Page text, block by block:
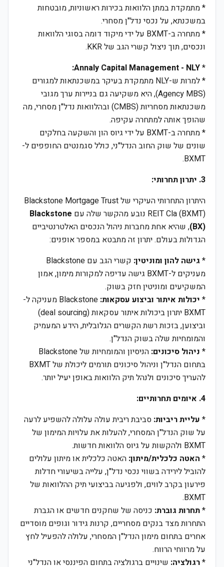
* מתמקדת במתן הלוואות בכירות ראשוניות, מובטחות
במשכנתא, על נכסי נדל"ן מסחרי.
* מתחרה ב-BXMT על ידי מיקוד דומה בסוגי הלוואות
ונכסים, תוך ניצול קשרי הגב של KKR.
*
Annaly Capital Management - NLY:
* למרות ש-NLY מתמקדת בעיקר במשכנתאות למגורים
(Agency MBS), היא משקיעה גם בניירות ערך מגובי
משכנתאות מסחריות (CMBS) ובהלוואות נדל"ן מסחרי, מה
שהופך אותה למתחרה עקיפה.
* מתחרה ב-BXMT על ידי גיוס הון והשקעה בחלקים
שונים של שוק החוב הנדל"ני, כולל סגמנטים החופפים ל-
BXMT.
3. יתרון תחרותי:
היתרון התחרותי העיקרי של Blackstone Mortgage Trust
REIT Cla (BXMT) נובע מהקשר שלה עם
Blackstone
(BX), שהיא אחת מחברות ניהול הנכסים האלטרנטיביים
הגדולות בעולם. יתרון זה מתבטא במספר אופנים:
* גישה להון ומוניטין:
קשרי הגב עם Blackstone
מעניקים ל-BXMT גישה עדיפה למקורות מימון, אמון
המשקיעים ומוניטין חזק בשוק.
* יכולות איתור וביצוע עסקאות:
Blackstone מעניקה ל-
BXMT יתרון ביכולות איתור עסקאות (deal sourcing)
וביצוען, בזכות רשת הקשרים הגלובלית, הידע המעמיק
והמומחיות שלה בשוק הנדל"ן.
* ניהול סיכונים:
הניסיון והמומחיות של Blackstone
בתחום הנדל"ן וניהול סיכונים תורמים ליכולת של BXMT
להעריך סיכונים ולנהל תיק הלוואות באופן יעיל יותר.
4. איומים תחרותיים:
* עליית ריביות: סביבת ריבית עולה עלולה להשפיע לרעה
על שוק הנדל"ן המסחרי, להעלות את עלויות המימון של
BXMT ולהקשות על גיוס הלוואות חדשות.
* האטה כלכלית/מיתון: האטה כלכלית או מיתון עלולים
להוביל לירידה בשווי נכסי נדל"ן, עלייה בשיעורי חדלות
פירעון בקרב לווים, ולפגיעה בביצועי תיק ההלוואות של
BXMT.
*תחרות גוברת: כניסה של שחקנים חדשים או הגברת
התחרות מצד בנקים מסחריים, קרנות גידור וגופים מוסדיים
אחרים בתחום מימון הנדל"ן המסחרי, עלולה להפעיל לחץ
על מרווחי הרווח.
*רגולציה: שינויים ברגולציה בתחום הפיננסי או הנדל"ני